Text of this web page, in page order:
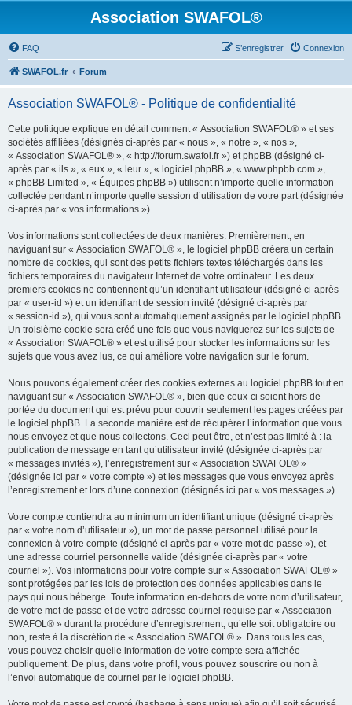
Association SWAFOL®
FAQ Connexion
S’enregistrer
SWAFOL.fr Forum
Association SWAFOL® - Politique de confidentialité
Cette politique explique en détail comment « Association SWAFOL® » et ses
sociétés affiliées (désignés ci-après par « nous », « notre », « nos »,
« Association SWAFOL® », « http://forum.swafol.fr ») et phpBB (désigné ci-
après par « ils », « eux », « leur », « logiciel phpBB », « www.phpbb.com »,
« phpBB Limited », « Équipes phpBB ») utilisent n’importe quelle information
collectée pendant n’importe quelle session d’utilisation de votre part (désignée
ci-après par « vos informations »).
Vos informations sont collectées de deux manières. Premièrement, en
naviguant sur « Association SWAFOL® », le logiciel phpBB créera un certain
nombre de cookies, qui sont des petits fichiers textes téléchargés dans les
fichiers temporaires du navigateur Internet de votre ordinateur. Les deux
premiers cookies ne contiennent qu’un identifiant utilisateur (désigné ci-après
par « user-id ») et un identifiant de session invité (désigné ci-après par
« session-id »), qui vous sont automatiquement assignés par le logiciel phpBB.
Un troisième cookie sera créé une fois que vous naviguerez sur les sujets de
« Association SWAFOL® » et est utilisé pour stocker les informations sur les
sujets que vous avez lus, ce qui améliore votre navigation sur le forum.
Nous pouvons également créer des cookies externes au logiciel phpBB tout en
naviguant sur « Association SWAFOL® », bien que ceux-ci soient hors de
portée du document qui est prévu pour couvrir seulement les pages créées par
le logiciel phpBB. La seconde manière est de récupérer l’information que vous
nous envoyez et que nous collectons. Ceci peut être, et n’est pas limité à : la
publication de message en tant qu’utilisateur invité (désignée ci-après par
« messages invités »), l’enregistrement sur « Association SWAFOL® »
(désignée ici par « votre compte ») et les messages que vous envoyez après
l’enregistrement et lors d’une connexion (désignés ici par « vos messages »).
Votre compte contiendra au minimum un identifiant unique (désigné ci-après
par « votre nom d’utilisateur »), un mot de passe personnel utilisé pour la
connexion à votre compte (désigné ci-après par « votre mot de passe »), et
une adresse courriel personnelle valide (désignée ci-après par « votre
courriel »). Vos informations pour votre compte sur « Association SWAFOL® »
sont protégées par les lois de protection des données applicables dans le
pays qui nous héberge. Toute information en-dehors de votre nom d’utilisateur,
de votre mot de passe et de votre adresse courriel requise par « Association
SWAFOL® » durant la procédure d’enregistrement, qu’elle soit obligatoire ou
non, reste à la discrétion de « Association SWAFOL® ». Dans tous les cas,
vous pouvez choisir quelle information de votre compte sera affichée
publiquement. De plus, dans votre profil, vous pouvez souscrire ou non à
l’envoi automatique de courriel par le logiciel phpBB.